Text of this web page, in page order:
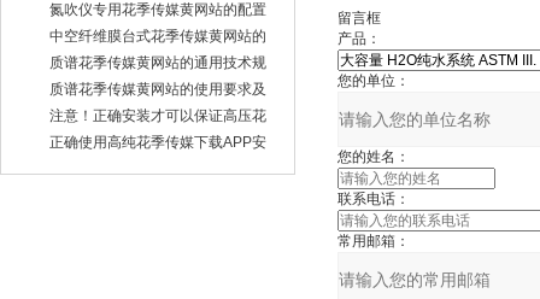
载APP安装能有效地提高工作效率
氮吹仪专用花季传媒黄网站的配置
介绍及工作原理
中空纤维膜台式花季传媒黄网站的
常见故障及解决方法
质谱花季传媒黄网站的通用技术规
范
质谱花季传媒黄网站的使用要求及
方法步骤
注意！正确安装才可以保证高压花
季传媒下载APP安装的安全运行
正确使用高纯花季传媒下载APP安
留言框
产品：
您的单位：
您的姓名：
联系电话：
常用邮箱：